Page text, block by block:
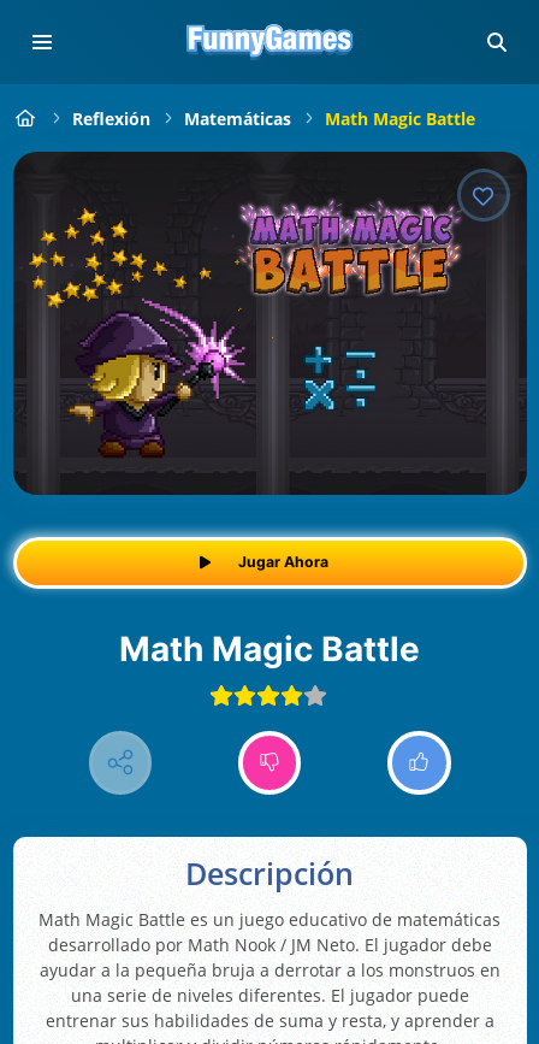
Reflexión Matemáticas Math Magic Battle
Jugar Ahora
Math Magic Battle
Descripción
Math Magic Battle es un juego educativo de matemáticas
desarrollado por Math Nook / JM Neto. El jugador debe
ayudar a la pequeña bruja a derrotar a los monstruos en
una serie de niveles diferentes. El jugador puede
entrenar sus habilidades de suma y resta, y aprender a